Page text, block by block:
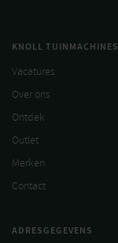
KNOLL TUINMACHINES
Vacatures
Over ons
Ontdek
Outlet
Merken
Contact
ADRESGEGEVENS